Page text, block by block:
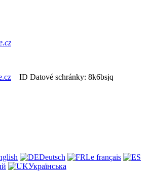
ID Datové schránky: 8k6bsjq
Deutsch
Le français
Українська